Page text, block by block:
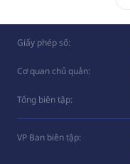
Giấy phép số:
Cơ quan chủ quản:
Tổng biên tập:
VP Ban biên tập: